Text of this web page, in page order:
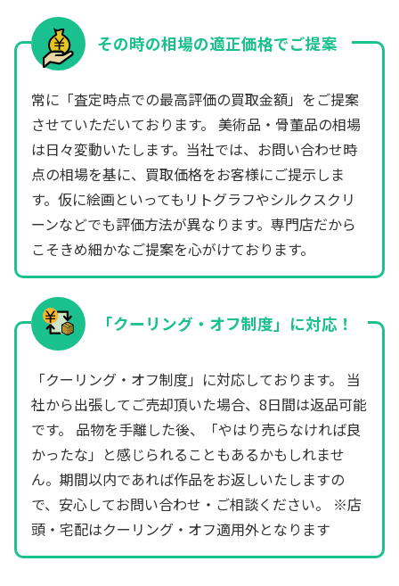
その時の相場の適正価格でご提案
常に「査定時点での最高評価の買取金額」をご提案
させていただいております。 美術品・骨董品の相場
は日々変動いたします。当社では、お問い合わせ時
点の相場を基に、買取価格をお客様にご提示しま
す。仮に絵画といってもリトグラフやシルクスクリ
ーンなどでも評価方法が異なります。専門店だから
こそきめ細かなご提案を心がけております。
「クーリング・オフ制度」に対応！
「クーリング・オフ制度」に対応しております。 当
社から出張してご売却頂いた場合、8日間は返品可能
です。 品物を手離した後、「やはり売らなければ良
かったな」と感じられることもあるかもしれませ
ん。期間以内であれば作品をお返しいたしますの
で、安心してお問い合わせ・ご相談ください。 ※店
頭・宅配はクーリング・オフ適用外となります